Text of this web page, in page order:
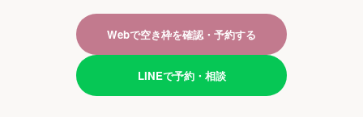
Webで空き枠を確認・予約する
LINEで予約・相談